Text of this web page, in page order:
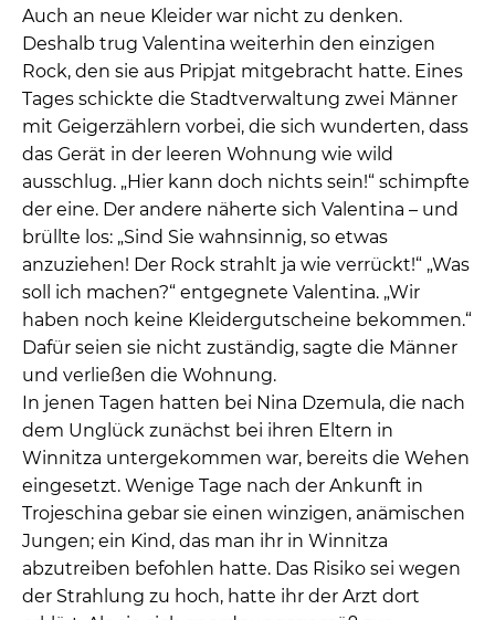
Auch an neue Kleider war nicht zu denken.
Deshalb trug Valentina weiterhin den einzigen
Rock, den sie aus Pripjat mitgebracht hatte. Eines
Tages schickte die Stadtverwaltung zwei Männer
mit Geigerzählern vorbei, die sich wunderten, dass
das Gerät in der leeren Wohnung wie wild
ausschlug. „Hier kann doch nichts sein!“ schimpfte
der eine. Der andere näherte sich Valentina – und
brüllte los: „Sind Sie wahnsinnig, so etwas
anzuziehen! Der Rock strahlt ja wie verrückt!“ „Was
soll ich machen?“ entgegnete Valentina. „Wir
haben noch keine Kleidergutscheine bekommen.“
Dafür seien sie nicht zuständig, sagte die Männer
und verließen die Wohnung.
In jenen Tagen hatten bei Nina Dzemula, die nach
dem Unglück zunächst bei ihren Eltern in
Winnitza untergekommen war, bereits die Wehen
eingesetzt. Wenige Tage nach der Ankunft in
Trojeschina gebar sie einen winzigen, anämischen
Jungen; ein Kind, das man ihr in Winnitza
abzutreiben befohlen hatte. Das Risiko sei wegen
der Strahlung zu hoch, hatte ihr der Arzt dort